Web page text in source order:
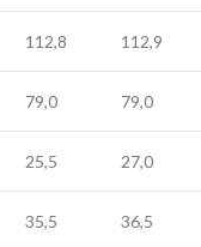
112,8 112,9
79,0 79,0
25,5 27,0
35,5 36,5